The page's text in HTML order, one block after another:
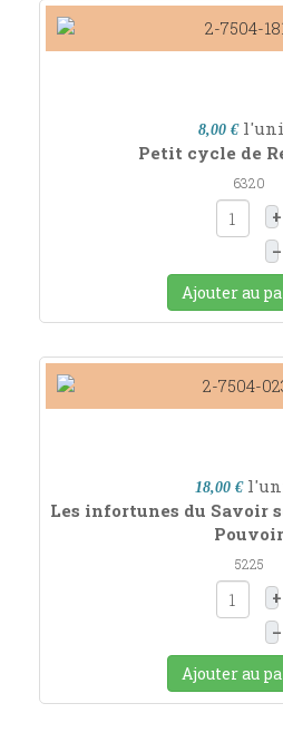
8,00 €
Petit cycle de
6320
+
–
Ajouter au
18,00 €
Les infortunes du Savoir
Pouvoir
5225
+
–
Ajouter au